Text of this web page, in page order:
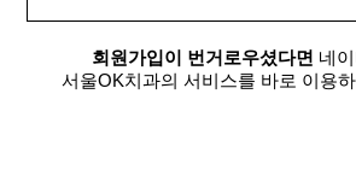
회원가입이 번거로우셨다면 네
서울OK치과의 서비스를 바로 이용